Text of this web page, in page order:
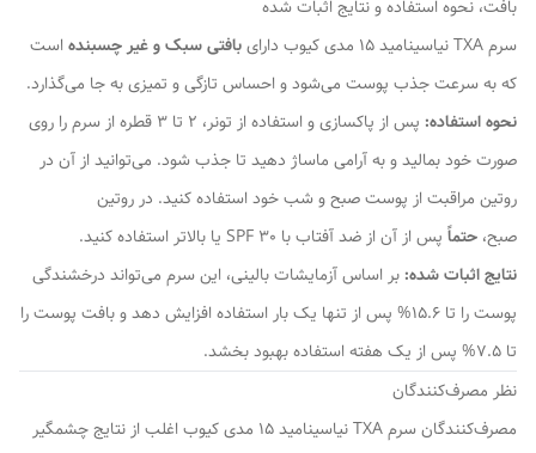
بافت، نحوه استفاده و نتایج اثبات شده
سرم TXA نیاسینامید 15 مدی کیوب دارای
بافتی سبک و غیر چسبنده است
که به سرعت جذب پوست می‌شود و احساس تازگی و تمیزی به جا می‌گذارد.
نحوه استفاده:
پس از پاکسازی و استفاده از تونر، 2 تا 3 قطره از سرم را روی
صورت خود بمالید و به آرامی ماساژ دهید تا جذب شود. می‌توانید از آن در
روتین مراقبت از پوست صبح و شب خود استفاده کنید. در روتین
صبح، حتماً پس از آن از ضد آفتاب با SPF 30 یا بالاتر استفاده کنید.
نتایج اثبات شده:بر اساس آزمایشات بالینی، این سرم می‌تواند درخشندگی
پوست را تا 15.6% پس از تنها یک بار استفاده افزایش دهد و بافت پوست را
تا 7.5% پس از یک هفته استفاده بهبود بخشد.
نظر مصرف‌کنندگان
مصرف‌کنندگان سرم TXA نیاسینامید 15 مدی کیوب اغلب از نتایج چشمگیر